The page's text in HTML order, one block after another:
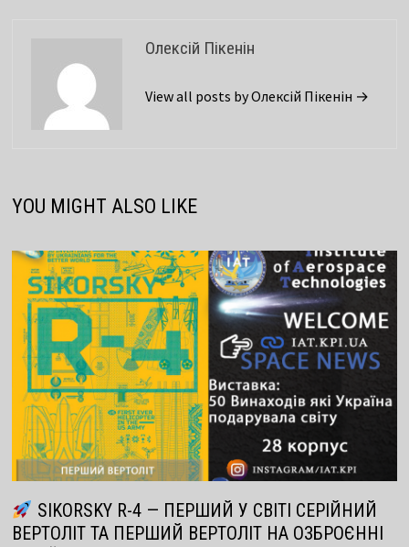
Олексій Пікенін
View all posts by Олексій Пікенін →
YOU MIGHT ALSO LIKE
SIKORSKY R-4 — ПЕРШИЙ У СВІТІ СЕРІЙНИЙ
ВЕРТОЛІТ ТА ПЕРШИЙ ВЕРТОЛІТ НА ОЗБРОЄННІ